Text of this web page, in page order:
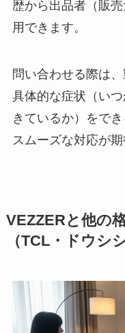
歴から出品者（販
用できます。
問い合わせる際は
具体的な症状（い
きているか）をで
スムーズな対応が期
VEZZERと他の
（TCL・ドウシ